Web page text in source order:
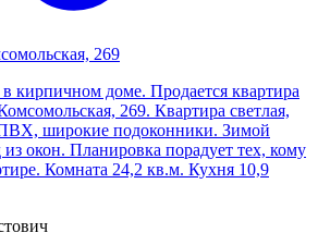
269
кирпичном доме. Продается квартира
269. Квартира светлая,
широкие подоконники. Зимой
окон. Планировка порадует тех, кому
Комната 24,2 кв.м. Кухня 10,9